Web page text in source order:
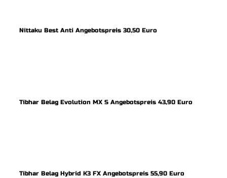
Nittaku Best Anti Angebotspreis 30,50 Euro
Tibhar Belag Evolution MX S Angebotspreis 43,90 Euro
Tibhar Belag Hybrid K3 FX Angebotspreis 55,90 Euro